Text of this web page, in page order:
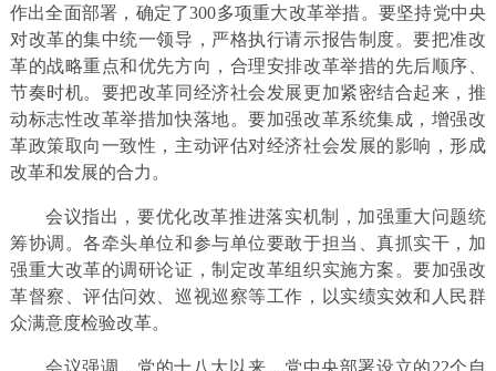
作出全面部署，确定了300多项重大改革举措。要坚持党中央
对改革的集中统一领导，严格执行请示报告制度。要把准改
革的战略重点和优先方向，合理安排改革举措的先后顺序、
节奏时机。要把改革同经济社会发展更加紧密结合起来，推
动标志性改革举措加快落地。要加强改革系统集成，增强改
革政策取向一致性，主动评估对经济社会发展的影响，形成
改革和发展的合力。
会议指出，要优化改革推进落实机制，加强重大问题统
筹协调。各牵头单位和参与单位要敢于担当、真抓实干，加
强重大改革的调研论证，制定改革组织实施方案。要加强改
革督察、评估问效、巡视巡察等工作，以实绩实效和人民群
众满意度检验改革。